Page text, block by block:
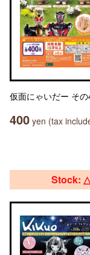
仮面にゃいだー そ
400 yen (tax
Stock: △